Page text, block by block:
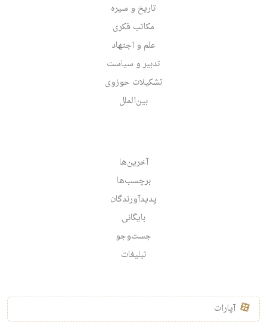
تاریخ و سیره
مکاتب فکری
علم و اجتهاد
تدبیر و سیاست
تشکیلات حوزوی
بین‌الملل
آخرین‌ها
برچسب‌ها
پدیدآورندگان
بایگانی
جست‌وجو
تبلیغات
آپارات